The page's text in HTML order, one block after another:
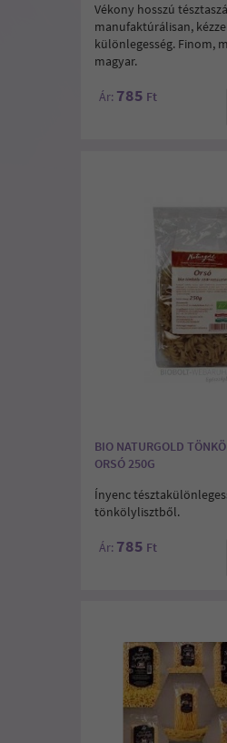
Vékony hosszú
manufaktúrálisan,
különlegesség. Finom,
magyar.
Ár: 785 Ft
BIO NATURGOLD
ORSÓ 250G
Ínyenc
tönkölylisztből.
Ár: 785 Ft